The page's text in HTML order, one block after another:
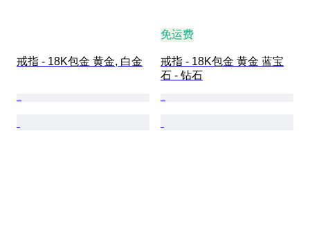
戒指 - 18K包金 黄金, 白金
免运费
戒指 - 18K包金 黄金 蓝宝
石 - 钻石